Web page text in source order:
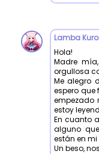
Lamba
Hola!
Madre
orgullosa
Me alegro
espero que
empezado
estoy
En cuanto
alguno
están en
Un beso,